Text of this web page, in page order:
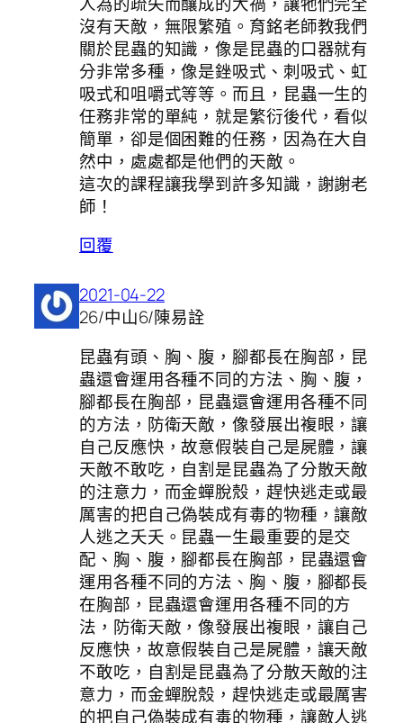
沒有天敵，無限繁殖。育銘老師教我們
關於昆蟲的知識，像是昆蟲的口器就有
分非常多種，像是銼吸式、刺吸式、虹
吸式和咀嚼式等等。而且，昆蟲一生的
任務非常的單純，就是繁衍後代，看似
簡單，卻是個困難的任務，因為在大自
然中，處處都是他們的天敵。
這次的課程讓我學到許多知識，謝謝老
師！
回覆
2021-04-22
26/中山6/陳易詮
昆蟲有頭、胸、腹，腳都長在胸部，昆
蟲還會運用各種不同的方法、胸、腹，
腳都長在胸部，昆蟲還會運用各種不同
的方法，防衛天敵，像發展出複眼，讓
自己反應快，故意假裝自己是屍體，讓
天敵不敢吃，自割是昆蟲為了分散天敵
的注意力，而金蟬脫殼，趕快逃走或最
厲害的把自己偽裝成有毒的物種，讓敵
人逃之夭夭。昆蟲一生最重要的是交
配、胸、腹，腳都長在胸部，昆蟲還會
運用各種不同的方法、胸、腹，腳都長
在胸部，昆蟲還會運用各種不同的方
法，防衛天敵，像發展出複眼，讓自己
反應快，故意假裝自己是屍體，讓天敵
不敢吃，自割是昆蟲為了分散天敵的注
意力，而金蟬脫殼，趕快逃走或最厲害
的把自己偽裝成有毒的物種，讓敵人逃